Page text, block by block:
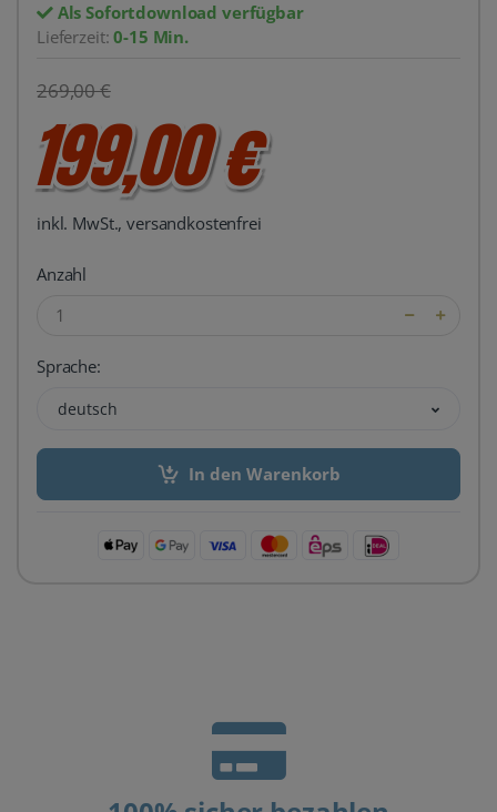
Als Sofortdownload verfügbar
Lieferzeit:0-15 Min.
269,00 €
199,00 €
inkl. MwSt., versandkostenfrei
Anzahl
Sprache:
deutsch
In den Warenkorb